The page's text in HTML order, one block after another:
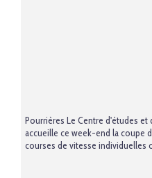
Pourrières Le Centre d'études
accueille ce week-end la coupe
courses de vitesse individuelles